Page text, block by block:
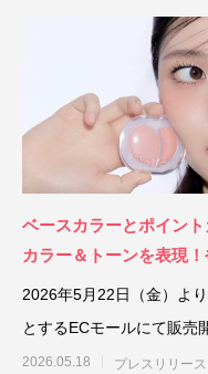
ベースカラーとポイン
カラー＆トーンを表現
ークバームがアピューか
2026年5月22日（金）よ
とするECモールにて販売
2026.05.18 プレスリリース